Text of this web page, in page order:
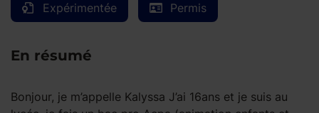
Expérimentée Permis
En résumé
Bonjour, je m’appelle Kalyssa J’ai 16ans et je suis au